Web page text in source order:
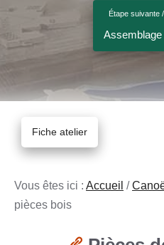
Étape suivante
Fiche atelier
Vous êtes ici : Accueil /
pièces bois